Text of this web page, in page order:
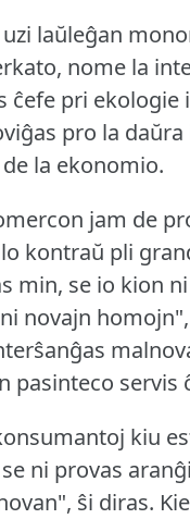
laŭleĝan
nome la
ĉefe pri
pro la
la ekonomio.
jam de
kontraŭ pli
min, se io kion
novajn
pasinteco servis
kiu
ni provas
ŝi diras.